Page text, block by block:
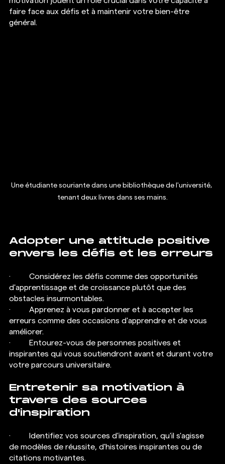
faire face aux défis et à maintenir votre bien-être
général.
Une étudiante souriante dans une bibliothèque de l'université,
tenant deux livres dans ses mains.
Adopter une attitude positive
envers les défis et les erreurs
·  	Considérez les défis comme des opportunités
d'apprentissage et de croissance plutôt que des
obstacles insurmontables.
·  	Apprenez à vous pardonner et à accepter les
erreurs comme des occasions d'apprendre et de vous
améliorer.
·  	Entourez-vous de personnes positives et
inspirantes qui vous soutiendront avant et durant votre
votre parcours universitaire.
Entretenir sa motivation à
travers des sources
d'inspiration
·  	Identifiez vos sources d'inspiration, qu'il s'agisse
de modèles de réussite, d'histoires inspirantes ou de
citations motivantes.